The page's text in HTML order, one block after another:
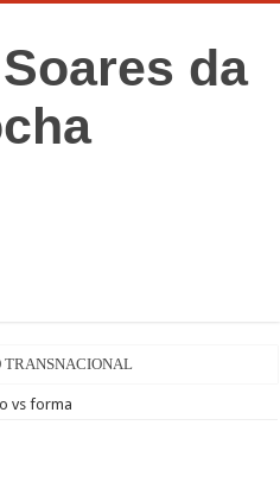
TRANSNACIONAL
vs forma